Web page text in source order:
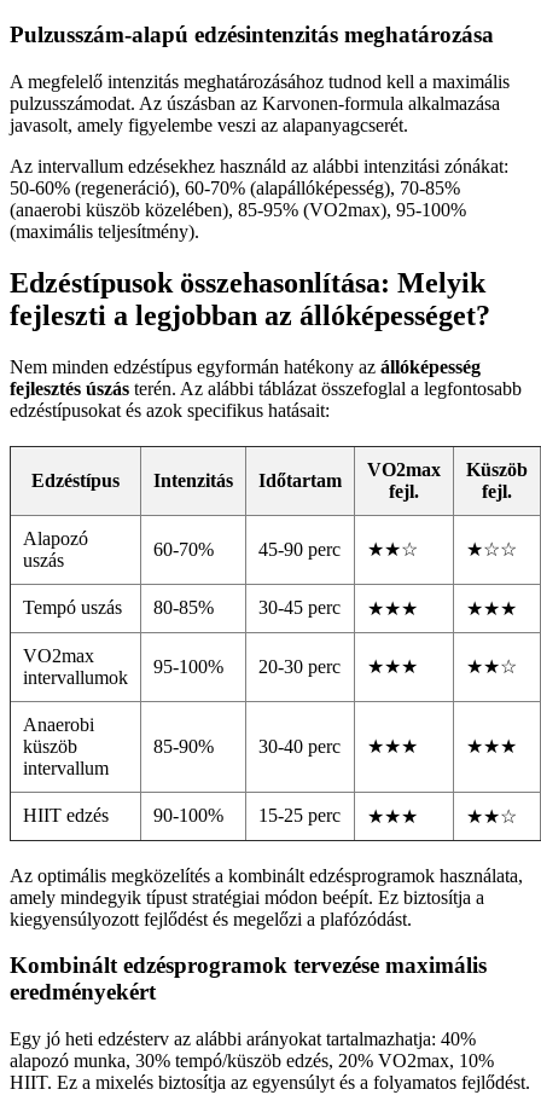
Pulzusszám-alapú edzésintenzitás meghatározása
A megfelelő intenzitás meghatározásához tudnod kell a maximális
pulzusszámodat. Az úszásban az Karvonen-formula alkalmazása
javasolt, amely figyelembe veszi az alapanyagcserét.
Az intervallum edzésekhez használd az alábbi intenzitási zónákat:
50-60% (regeneráció), 60-70% (alapállóképesség), 70-85%
(anaerobi küszöb közelében), 85-95% (VO2max), 95-100%
(maximális teljesítmény).
Edzéstípusok összehasonlítása: Melyik
fejleszti a legjobban az állóképességet?
Nem minden edzéstípus egyformán hatékony az állóképesség
fejlesztés úszás terén. Az alábbi táblázat összefoglal a legfontosabb
edzéstípusokat és azok specifikus hatásait:
Edzéstípus Intenzitás Időtartam
VO2max
fejl.
Küszöb
fejl.
Alapozó
uszás
60-70% 45-90 perc ★★☆ ★☆☆
Tempó uszás 80-85% 30-45 perc ★★★ ★★★
VO2max
intervallumok
95-100% 20-30 perc ★★★ ★★☆
Anaerobi
küszöb
intervallum
85-90% 30-40 perc ★★★ ★★★
HIIT edzés 90-100% 15-25 perc ★★★ ★★☆
Az optimális megközelítés a kombinált edzésprogramok használata,
amely mindegyik típust stratégiai módon beépít. Ez biztosítja a
kiegyensúlyozott fejlődést és megelőzi a plafózódást.
Kombinált edzésprogramok tervezése maximális
eredményekért
Egy jó heti edzésterv az alábbi arányokat tartalmazhatja: 40%
alapozó munka, 30% tempó/küszöb edzés, 20% VO2max, 10%
HIIT. Ez a mixelés biztosítja az egyensúlyt és a folyamatos fejlődést.